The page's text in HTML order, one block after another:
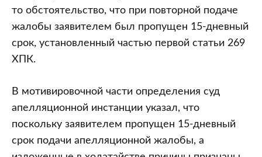
то обстоятельство, что при повторной подаче
жалобы заявителем был пропущен 15-дневный
срок, установленный частью первой статьи 269
ХПК.
В мотивировочной части определения суд
апелляционной инстанции указал, что
поскольку заявителем пропущен 15-дневный
срок подачи апелляционной жалобы, а